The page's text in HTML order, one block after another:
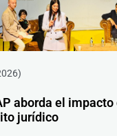
aborda el impacto
jurídico